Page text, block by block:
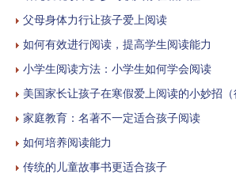
父母身体力行让孩子爱上阅读
如何有效进行阅读，提高学生阅读能力
小学生阅读方法：小学生如何学会阅读
美国家长让孩子在寒假爱上阅读的小妙招
家庭教育：名著不一定适合孩子阅读
如何培养阅读能力
传统的儿童故事书更适合孩子